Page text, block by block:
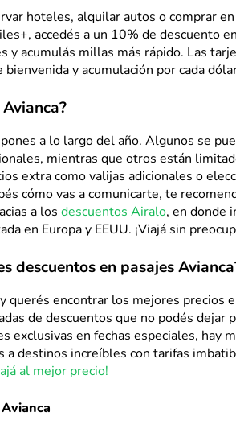
hoteles, alquilar autos o comprar
accedés a un 10% de descuento en
y acumulás millas más rápido. Las
y acumulación por cada
a lo largo del año. Algunos se
mientras que otros están
extra como valijas adicionales o
cómo vas a comunicarte, te
a los descuentos Airalo, en donde
en Europa y EEUU. ¡Viajá sin
descuentos en pasajes
querés encontrar los mejores precios
de descuentos que no podés dejar
exclusivas en fechas especiales, hay
a destinos increíbles con tarifas
al mejor precio!